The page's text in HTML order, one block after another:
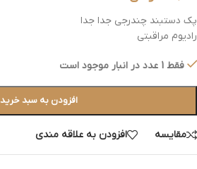
پک دستبند چندرجی جدا جدا
رادیوم مراقبتی
فقط 1 عدد در انبار موجود است
افزودن به سبد خرید
مقایسه افزودن به علاقه مندی